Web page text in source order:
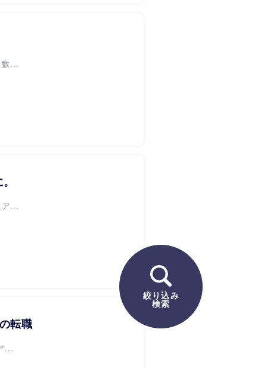
絞り込み
検索
...
...
転職
...